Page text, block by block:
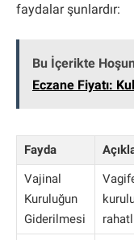
faydalar şunlardır:
Bu İçerikte
Eczane Fiyatı:
Fayda
Vajinal
Kuruluğun
Giderilmesi